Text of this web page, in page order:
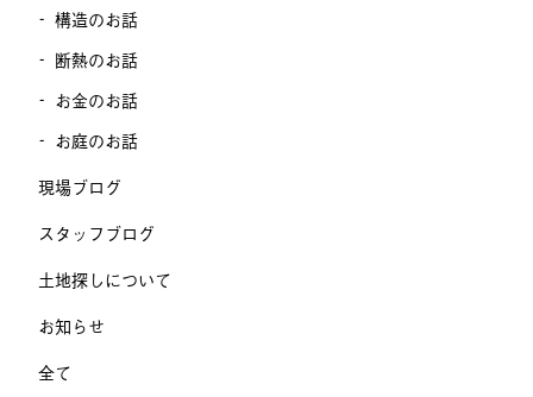
構造のお話
断熱のお話
お金のお話
お庭のお話
現場ブログ
スタッフブログ
土地探しについて
お知らせ
全て